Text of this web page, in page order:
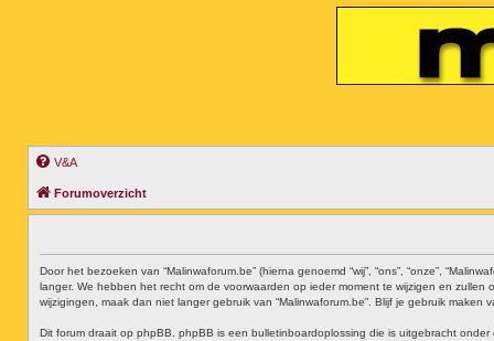
V&A
Forumoverzicht
Door het bezoeken van “Malinwaforum.be” (hierna genoemd “wij”, “ons”, “onze”,
langer. We hebben het recht om de voorwaarden op ieder moment te wijzigen en
wijzigingen, maak dan niet langer gebruik van “Malinwaforum.be”. Blijf je gebruik
Dit forum draait op phpBB. phpBB is een bulletinboardoplossing die is uitgebracht onder